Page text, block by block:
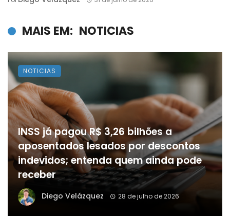
MAIS EM: NOTICIAS
INSS já pagou R$ 3,26 bilhões a
aposentados lesados por descontos
indevidos; entenda quem ainda pode
receber
Diego Velázquez 28 de julho de 2026
NOTICIAS